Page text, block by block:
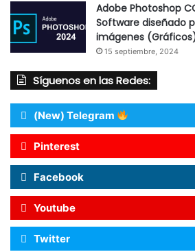
Adobe Photoshop
Software diseñado
imágenes
15 septiembre, 2024
Síguenos en las Redes:
(New) Telegram
Pinterest
Facebook
Youtube
Twitter